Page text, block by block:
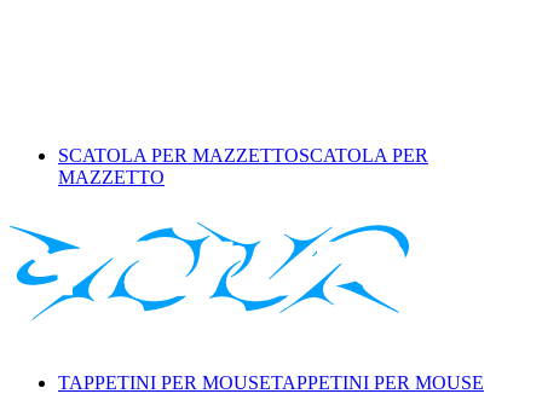
SCATOLA PER MAZZETTOSCATOLA PER
MAZZETTO
TAPPETINI PER MOUSETAPPETINI PER MOUSE